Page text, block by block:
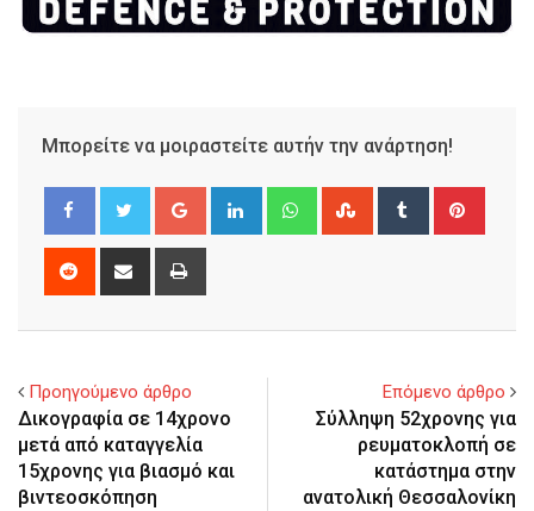
Μπορείτε να μοιραστείτε αυτήν την ανάρτηση!
Google+ LinkedIn WhatsappStumbleUpon
Tumblr
Reddit
Share
Προηγούμενο άρθρο
Δικογραφία σε 14χρονο
μετά από καταγγελία
15χρονης για βιασμό και
βιντεοσκόπηση
Επόμενο άρθρο
Σύλληψη 52χρονης για
ρευματοκλοπή σε
κατάστημα στην
ανατολική Θεσσαλονίκη